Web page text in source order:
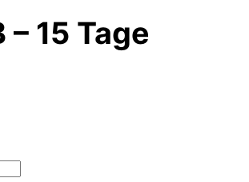
15 Tage